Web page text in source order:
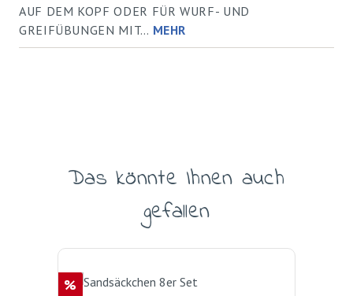
AUF DEM KOPF ODER FÜR WURF- UND
GREIFÜBUNGEN MIT… MEHR
Produktgalerie überspringen
Das könnte Ihnen auch
gefallen
Rabatt
%